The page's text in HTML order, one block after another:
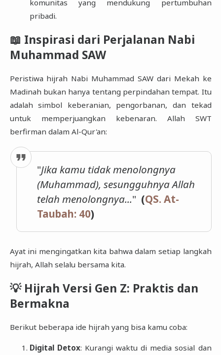
komunitas yang mendukung pertumbuhan
pribadi.
📖 Inspirasi dari Perjalanan Nabi
Muhammad SAW
Peristiwa hijrah Nabi Muhammad SAW dari Mekah ke
Madinah bukan hanya tentang perpindahan tempat. Itu
adalah simbol keberanian, pengorbanan, dan tekad
untuk memperjuangkan kebenaran. Allah SWT
berfirman dalam Al-Qur'an:
"Jika kamu tidak menolongnya
(Muhammad), sesungguhnya Allah
telah menolongnya..." (QS. At-
Taubah: 40)
Ayat ini mengingatkan kita bahwa dalam setiap langkah
hijrah, Allah selalu bersama kita.
💡 Hijrah Versi Gen Z: Praktis dan
Bermakna
Berikut beberapa ide hijrah yang bisa kamu coba:
Digital Detox: Kurangi waktu di media sosial dan